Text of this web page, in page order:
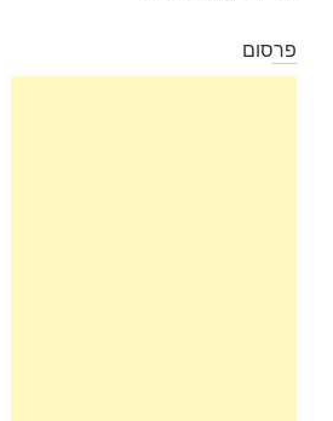
פרסום